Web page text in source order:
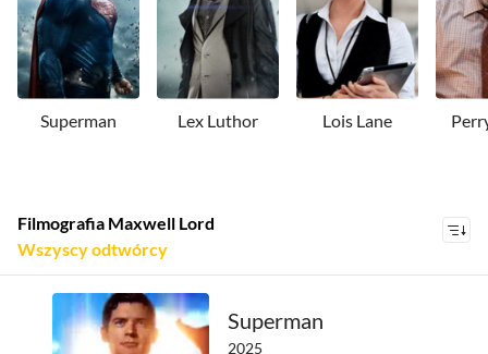
Superman Lex Luthor Lois Lane
Filmografia Maxwell Lord
wszyscy odtwórcy
wszyscy odtwórcy
Gil Bellows
Superman
2025